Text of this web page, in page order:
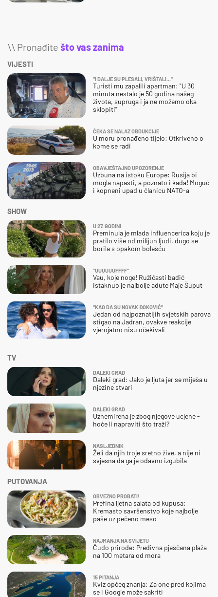
\\ Pronađite što vas zanima
VIJESTI
"I DALJE SU PLESALI, VRIŠTALI..."
Turisti mu zapalili apartman: "U 30
minuta nestalo je 50 godina našeg
života, supruga i ja ne možemo oka
sklopiti"
ČEKA SE NALAZ OBDUKCIJE
U moru pronađeno tijelo: Otkriveno o
kome se radi
OBAVJEŠTAJNO UPOZORENJE
Uzbuna na istoku Europe: Rusija bi
mogla napasti, a poznato i kada! Moguć
i kopneni upad u članicu NATO-a
SHOW
U 27. GODINI
Preminula je mlada influencerica koju je
pratilo više od milijun ljudi, dugo se
borila s opakom bolešću
"UUUUUUFFFF"
Vau, koje noge! Ružičasti badić
istaknuo je najbolje adute Maje Šuput
"KAO DA SU NOVAK ĐOKOVIĆ"
Jedan od najpoznatijih svjetskih parova
stigao na Jadran, ovakve reakcije
vjerojatno nisu očekivali
TV
DALEKI GRAD
Daleki grad: Jako je ljuta jer se miješa u
njezine stvari
DALEKI GRAD
Uznemirena je zbog njegove ucjene -
hoće li napraviti što traži?
NASLJEDNIK
Želi da njih troje sretno žive, a nije ni
svjesna da ga je odavno izgubila
PUTOVANJA
OBVEZNO PROBATI!
Prefina ljetna salata od kupusa:
Kremasto savršenstvo koje najbolje
paše uz pečeno meso
NAJMANJA NA SVIJETU
Čudo prirode: Predivna pješčana plaža
na 100 metara od mora
15 PITANJA
Kviz općeg znanja: Za one pred kojima
se i Google može sakriti